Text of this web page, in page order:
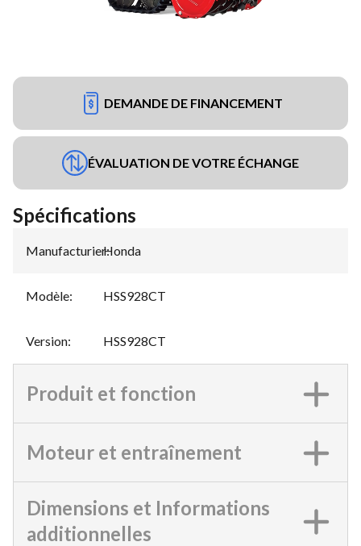
DEMANDE DE FINANCEMENT
ÉVALUATION DE VOTRE ÉCHANGE
Spécifications
Manufacturier:
Honda
Modèle: HSS928CT
Version: HSS928CT
Produit et fonction
Moteur et entraînement
Dimensions et Informations
additionnelles